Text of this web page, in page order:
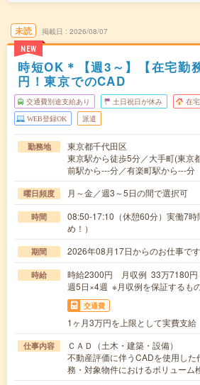
未読
NEW
掲載日 2026/08/07
時短OK＊【週3～】【在宅勤
円！東京でのCAD
交通費別途支給あり 土日祝日が休み 在
WEB登録OK 派遣
勤務地
東京都千代田区
東京駅から徒歩5分／大手町(東京
前駅から---分／有楽町駅から---分
曜日頻度 月～金／週3～5日の間で選択可
時間
08:50-17:10（休憩60分）実働7
め！）
期間 2026年08月17日からのお仕事で
時給
時給2300円 月収例 33万7180円
週5日×4週 ※月収例を保証するも
交通費
1ヶ月3万円を上限として実費支給
仕事内容
ＣＡＤ（土木・建築・設備）
不動産評価に伴うCADを使用し
務・対象物件におけるボリュー